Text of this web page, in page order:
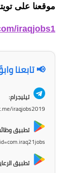
موقعنا على
iraqjobs1
📢 تابعنا
تيليجرام:
iraqjobs2019
تطبيق
تطبيق